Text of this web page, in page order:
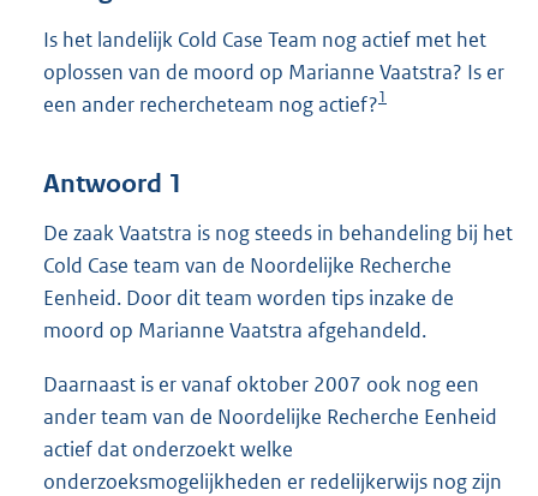
Is het landelijk Cold Case Team nog actief met het
oplossen van de moord op Marianne Vaatstra? Is er
een ander rechercheteam nog actief?1
Antwoord 1
De zaak Vaatstra is nog steeds in behandeling bij het
Cold Case team van de Noordelijke Recherche
Eenheid. Door dit team worden tips inzake de
moord op Marianne Vaatstra afgehandeld.
Daarnaast is er vanaf oktober 2007 ook nog een
ander team van de Noordelijke Recherche Eenheid
actief dat onderzoekt welke
onderzoeksmogelijkheden er redelijkerwijs nog zijn